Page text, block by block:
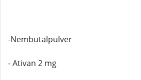
-Nembutalpulver
- Ativan 2 mg